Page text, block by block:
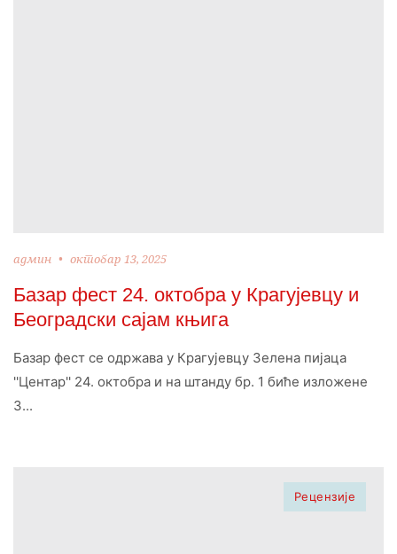
админ октобар 13, 2025
Базар фест 24. октобра у Крагујевцу и
Београдски сајам књига
Базар фест се одржава у Крагујевцу Зелена пијаца
''Центар'' 24. октобра и на штанду бр. 1 биће изложене
3...
Рецензије